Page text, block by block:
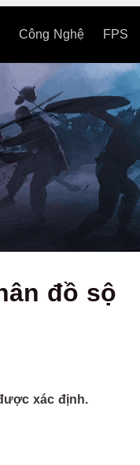
Công Nghệ FPS
đồ sộ
xác định.